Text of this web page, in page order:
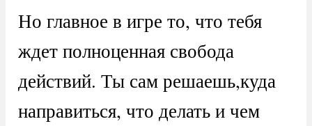
Но главное в игре то, что тебя
ждет полноценная свобода
действий. Ты сам решаешь,куда
направиться, что делать и чем